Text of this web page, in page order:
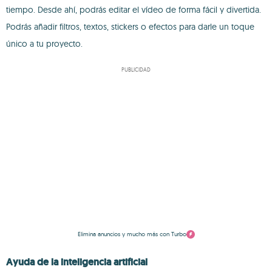
tiempo. Desde ahí, podrás editar el vídeo de forma fácil y divertida.
Podrás añadir filtros, textos, stickers o efectos para darle un toque
único a tu proyecto.
PUBLICIDAD
Elimina anuncios y mucho más con Turbo
Ayuda de la inteligencia artificial